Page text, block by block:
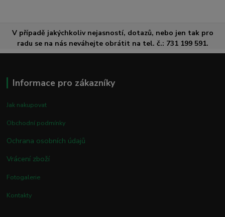
V případě jakýchkoliv nejasností, dotazů, nebo jen tak pro
radu se na nás neváhejte obrátit na tel. č.: 731 199 591.
Informace pro zákazníky
Jak nakupovat
Obchodní podmínky
Ochrana osobních údajů
Vrácení zboží
Fotogalerie
Kontakty